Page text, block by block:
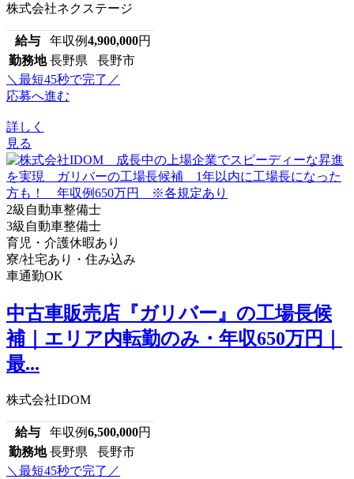
株式会社ネクステージ
給与 年収例4,900,000円
勤務地 長野県 長野市
＼最短45秒で完了／
応募へ進む
詳しく
見る
2級自動車整備士
3級自動車整備士
育児・介護休暇あり
寮/社宅あり・住み込み
車通勤OK
中古車販売店『ガリバー』の工場長候
補｜エリア内転勤のみ・年収650万円｜
最...
株式会社IDOM
給与 年収例6,500,000円
勤務地 長野県 長野市
＼最短45秒で完了／